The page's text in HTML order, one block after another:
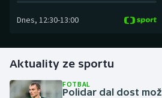
Futsal
Golf
Dnes, 12:30-13:00
Aktuality ze sportu
FOTBAL
Polidar dal dost